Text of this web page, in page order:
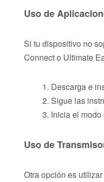
Uso de
Si tu dispositivo no
Connect o Ultimate
Descarga e
Sigue las
Inicia el
Uso de
Otra opción es